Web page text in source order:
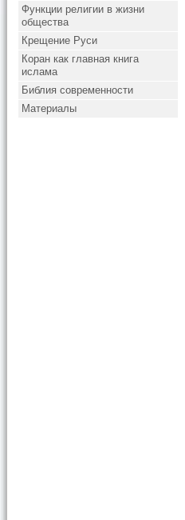
Функции религии в жизни
общества
Крещение Руси
Коран как главная книга
ислама
Библия современности
Материалы